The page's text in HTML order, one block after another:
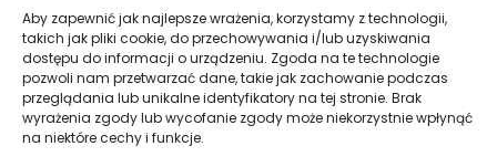
Aby zapewnić jak najlepsze wrażenia, korzystamy z technologii,
takich jak pliki cookie, do przechowywania i/lub uzyskiwania
dostępu do informacji o urządzeniu. Zgoda na te technologie
pozwoli nam przetwarzać dane, takie jak zachowanie podczas
przeglądania lub unikalne identyfikatory na tej stronie. Brak
wyrażenia zgody lub wycofanie zgody może niekorzystnie wpłynąć
na niektóre cechy i funkcje.
Zamówienie
KATEGORIE
Dla niej
Dla niego